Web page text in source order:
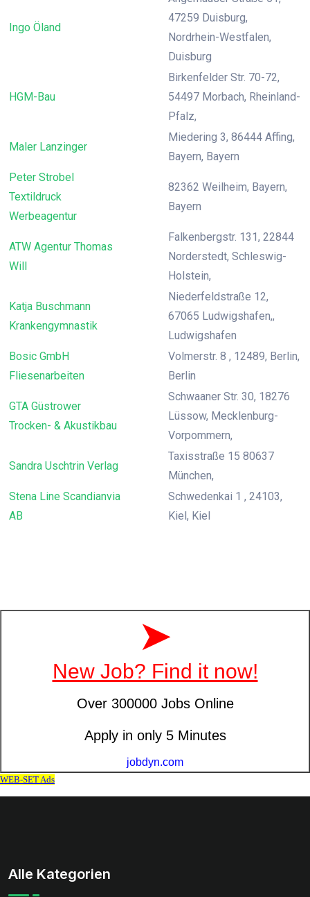
Ingo Öland
47259 Duisburg,
Nordrhein-Westfalen,
Duisburg
HGM-Bau
Birkenfelder Str. 70-72,
54497 Morbach, Rheinland-
Pfalz,
Maler Lanzinger
Miedering 3, 86444 Affing,
Bayern, Bayern
Peter Strobel
Textildruck
Werbeagentur
82362 Weilheim, Bayern,
Bayern
ATW Agentur Thomas
Will
Falkenbergstr. 131, 22844
Norderstedt, Schleswig-
Holstein,
Katja Buschmann
Krankengymnastik
Niederfeldstraße 12,
67065 Ludwigshafen,,
Ludwigshafen
Bosic GmbH
Fliesenarbeiten
Volmerstr. 8 , 12489, Berlin,
Berlin
GTA Güstrower
Trocken- & Akustikbau
Schwaaner Str. 30, 18276
Lüssow, Mecklenburg-
Vorpommern,
Sandra Uschtrin Verlag
Taxisstraße 15 80637
München,
Stena Line Scandianvia
AB
Schwedenkai 1 , 24103,
Kiel, Kiel
Alle Kategorien